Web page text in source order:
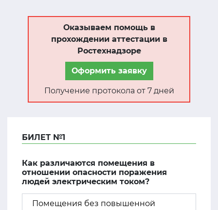
Оказываем помощь в
прохождении аттестации в
Ростехнадзоре
Оформить заявку
Получение протокола от 7 дней
БИЛЕТ №1
Как различаются помещения в
отношении опасности поражения
людей электрическим током?
Помещения без повышенной